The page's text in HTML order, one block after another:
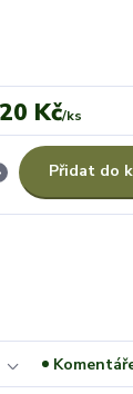
Kč/ks
Přidat do